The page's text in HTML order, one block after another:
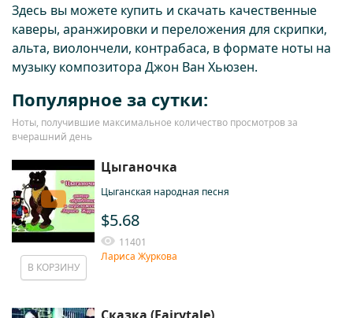
Здесь вы можете купить и скачать качественные
каверы, аранжировки и переложения для скрипки,
альта, виолончели, контрабаса, в формате ноты на
музыку композитора Джон Ван Хьюзен.
Популярное за сутки:
Ноты, получившие максимальное количество просмотров за
вчерашний день
В КОРЗИНУ
Цыганочка
Цыганская народная песня
$5.68
11401
Лариса Журкова